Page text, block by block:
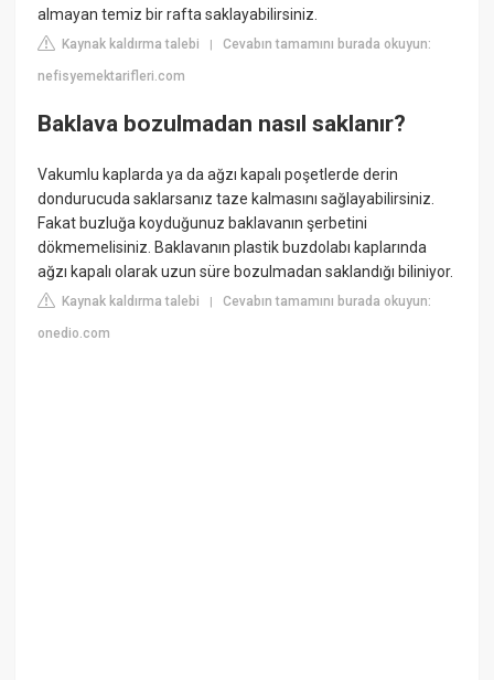
almayan temiz bir rafta saklayabilirsiniz.
Kaynak kaldırma talebi |Cevabın tamamını burada okuyun:
nefisyemektarifleri.com
Baklava bozulmadan nasıl saklanır?
Vakumlu kaplarda ya da ağzı kapalı poşetlerde derin
dondurucuda saklarsanız taze kalmasını sağlayabilirsiniz.
Fakat buzluğa koyduğunuz baklavanın şerbetini
dökmemelisiniz. Baklavanın plastik buzdolabı kaplarında
ağzı kapalı olarak uzun süre bozulmadan saklandığı biliniyor.
Kaynak kaldırma talebi |Cevabın tamamını burada okuyun:
onedio.com